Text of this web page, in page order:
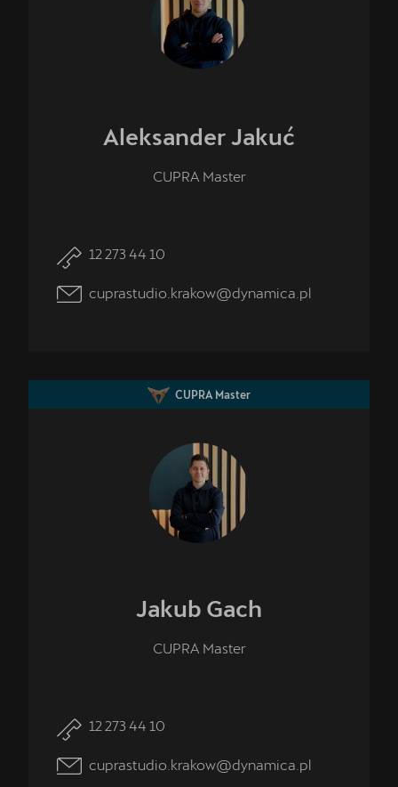
Aleksander Jakuć
CUPRA Master
12 273 44 10
cuprastudio.krakow@dynamica.pl
CUPRA Master
Jakub Gach
CUPRA Master
12 273 44 10
cuprastudio.krakow@dynamica.pl